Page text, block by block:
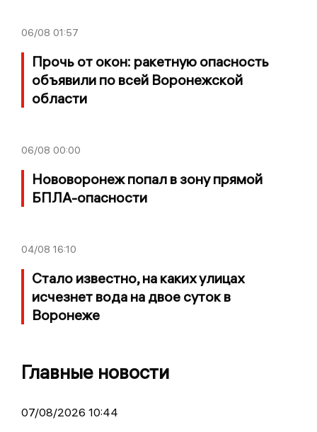
06/08 01:57
Прочь от окон: ракетную опасность
объявили по всей Воронежской
области
06/08 00:00
Нововоронеж попал в зону прямой
БПЛА-опасности
04/08 16:10
Стало известно, на каких улицах
исчезнет вода на двое суток в
Воронеже
Главные новости
07/08/2026 10:44